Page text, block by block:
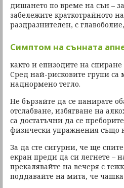
дишането по време на сън –
забележите краткотрайното
раздразнителен, с
Симптом на сънната
както и епизодите на
Сред най-рисковите групи са
наднормено тегло.
Не бързайте да се панирате
отслабване, избягване на
са достатъчни да се
физически упражнения също
За да сте сигурни, че ще
екран преди да си легнете –
прекалявайте на вечеря с
поддавайте на мита, че